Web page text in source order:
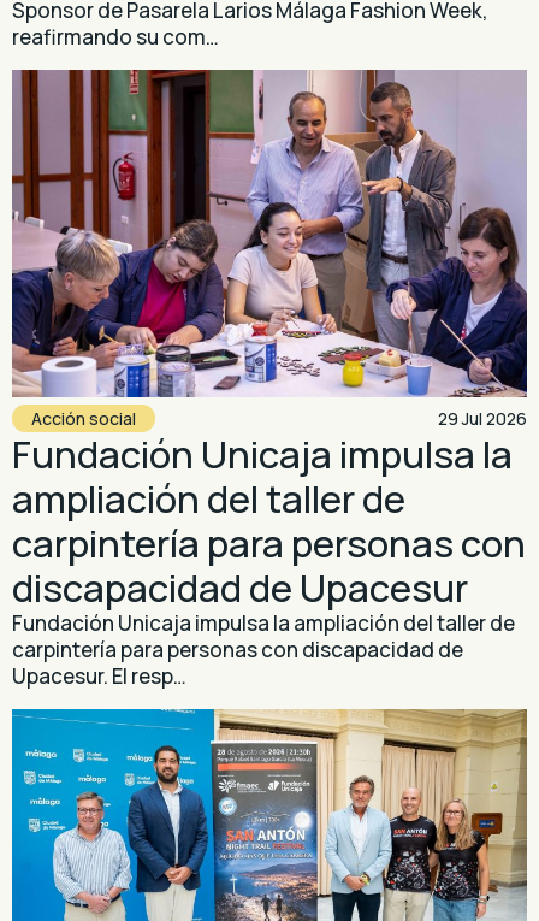
Sponsor de Pasarela Larios Málaga Fashion Week,
reafirmando su com…
Acción social 29 Jul 2026
Fundación Unicaja impulsa la
ampliación del taller de
carpintería para personas con
discapacidad de Upacesur
Fundación Unicaja impulsa la ampliación del taller de
carpintería para personas con discapacidad de
Upacesur. El resp…